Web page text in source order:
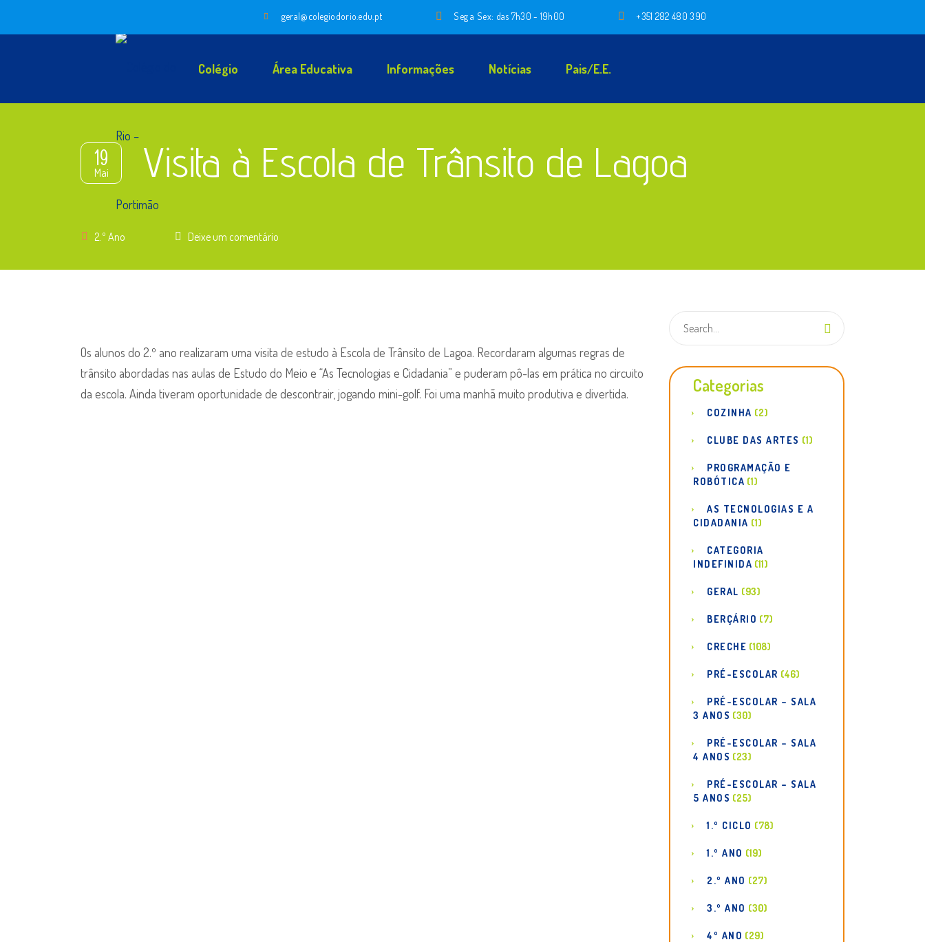
geral@colegiodorio.edu.pt Seg a Sex: das 7h30 - 19h00 +351 282 480 390
Colégio Área Educativa Informações Notícias Pais/E.E.
19
Mai Visita à Escola de Trânsito de Lagoa
2.º Ano Deixe um comentário
Os alunos do 2.º ano realizaram uma visita de estudo à Escola de Trânsito de Lagoa. Recordaram algumas regras de
trânsito abordadas nas aulas de Estudo do Meio e “As Tecnologias e Cidadania” e puderam pô-las em prática no circuito
da escola. Ainda tiveram oportunidade de descontrair, jogando mini-golf. Foi uma manhã muito produtiva e divertida.
Categorias
COZINHA (2)
CLUBE DAS ARTES (1)
PROGRAMAÇÃO E
ROBÓTICA (1)
AS TECNOLOGIAS E A
CIDADANIA (1)
CATEGORIA
INDEFINIDA (11)
GERAL (93)
BERÇÁRIO (7)
CRECHE (108)
PRÉ-ESCOLAR (46)
PRÉ-ESCOLAR – SALA
3 ANOS (30)
PRÉ-ESCOLAR – SALA
4 ANOS (23)
PRÉ-ESCOLAR – SALA
5 ANOS (25)
1.º CICLO (78)
1.º ANO (19)
2.º ANO (27)
3.º ANO (30)
4º ANO (29)